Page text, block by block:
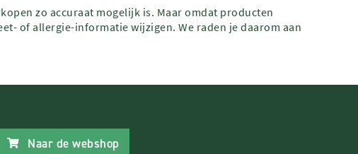
zo accuraat mogelijk is. Maar omdat producten
of allergie-informatie wijzigen. We raden je daarom aan
Naar de webshop